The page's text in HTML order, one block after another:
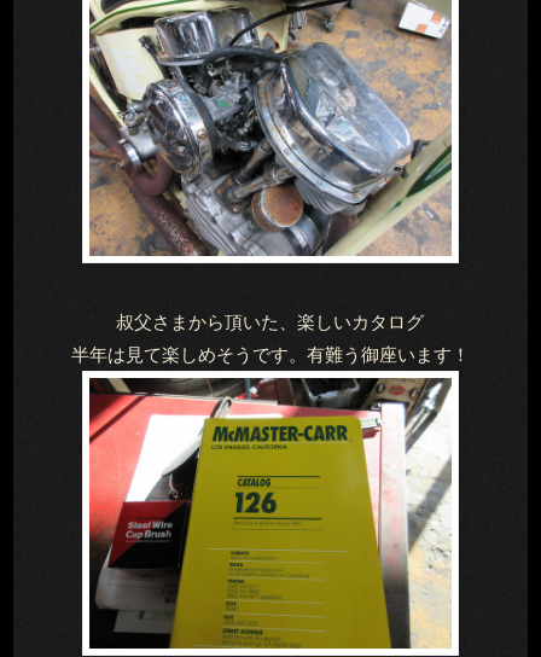
叔父さまから頂いた、楽しいカタログ
半年は見て楽しめそうです。有難う御座います！